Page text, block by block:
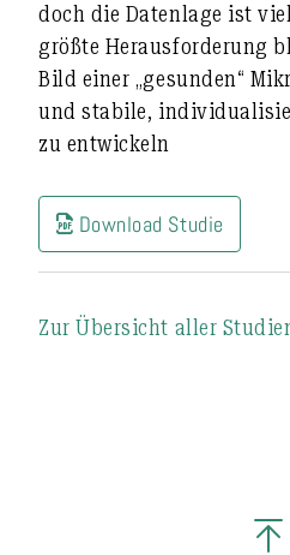
doch die Datenlage ist
größte Herausforderung
Bild einer „gesunden“
und stabile,
zu entwickeln
Download Studie
Zur Übersicht aller